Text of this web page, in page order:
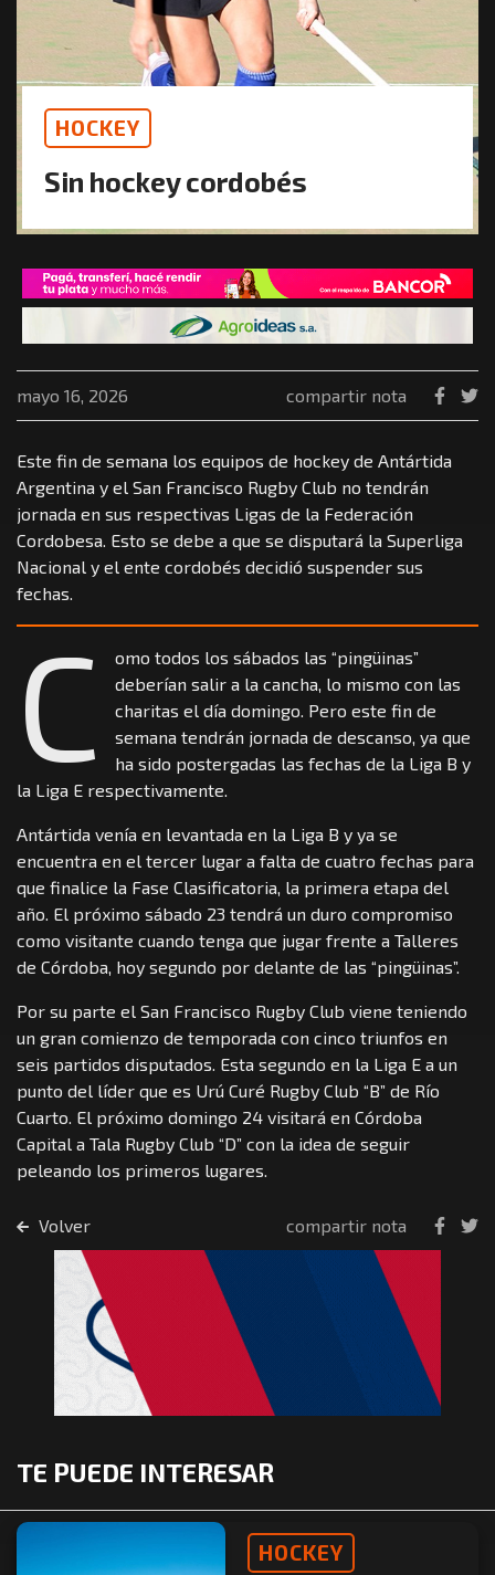
HOCKEY
Sin hockey cordobés
mayo 16, 2026 compartir nota
Este fin de semana los equipos de hockey de Antártida
Argentina y el San Francisco Rugby Club no tendrán
jornada en sus respectivas Ligas de la Federación
Cordobesa. Esto se debe a que se disputará la Superliga
Nacional y el ente cordobés decidió suspender sus
fechas.
C
omo todos los sábados las “pingüinas”
deberían salir a la cancha, lo mismo con las
charitas el día domingo. Pero este fin de
semana tendrán jornada de descanso, ya que
ha sido postergadas las fechas de la Liga B y
la Liga E respectivamente.
Antártida venía en levantada en la Liga B y ya se
encuentra en el tercer lugar a falta de cuatro fechas para
que finalice la Fase Clasificatoria, la primera etapa del
año. El próximo sábado 23 tendrá un duro compromiso
como visitante cuando tenga que jugar frente a Talleres
de Córdoba, hoy segundo por delante de las “pingüinas”.
Por su parte el San Francisco Rugby Club viene teniendo
un gran comienzo de temporada con cinco triunfos en
seis partidos disputados. Esta segundo en la Liga E a un
punto del líder que es Urú Curé Rugby Club “B” de Río
Cuarto. El próximo domingo 24 visitará en Córdoba
Capital a Tala Rugby Club “D” con la idea de seguir
peleando los primeros lugares.
Volver compartir nota
TE PUEDE INTERESAR
HOCKEY